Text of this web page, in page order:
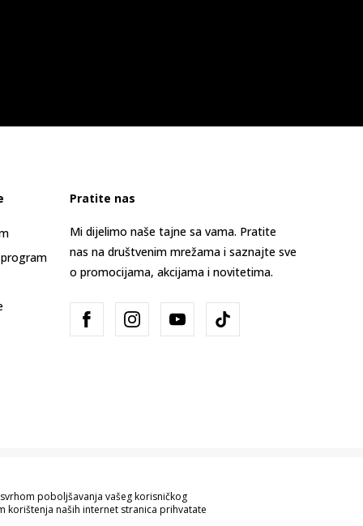
Pratite nas
Mi dijelimo naše tajne sa vama. Pratite
nas na društvenim mrežama i saznajte sve
o promocijama, akcijama i novitetima.
poboljšavanja vašeg korisničkog
korištenja naših internet stranica prihvatate